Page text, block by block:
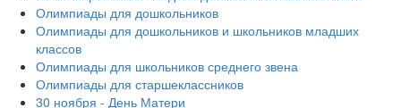
Олимпиады для дошкольников
Олимпиады для дошкольников и школьников младших
классов
Олимпиады для школьников среднего звена
Олимпиады для старшеклассников
30 ноября - День Матери